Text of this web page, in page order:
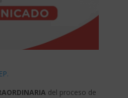
del proceso de